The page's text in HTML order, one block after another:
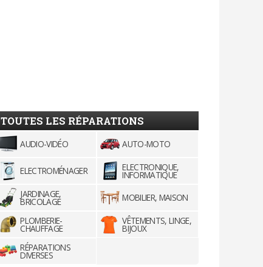
TOUTES LES RÉPARATIONS
AUDIO-VIDÉO AUTO-MOTO
ELECTROMÉNAGER ELECTRONIQUE,
INFORMATIQUE
JARDINAGE,
BRICOLAGE
MOBILIER, MAISON
PLOMBERIE-
CHAUFFAGE
VÊTEMENTS, LINGE,
BIJOUX
RÉPARATIONS
DIVERSES